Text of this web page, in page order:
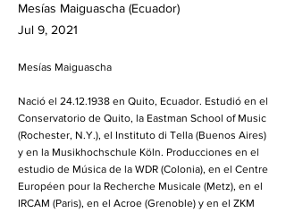
Mesías Maiguascha (Ecuador)
Jul 9, 2021
Mesías Maiguascha
Nació el 24.12.1938 en Quito, Ecuador. Estudió en el
Conservatorio de Quito, la Eastman School of Music
(Rochester, N.Y.), el Instituto di Tella (Buenos Aires)
y en la Musikhochschule Köln. Producciones en el
estudio de Música de la WDR (Colonia), en el Centre
Européen pour la Recherche Musicale (Metz), en el
IRCAM (Paris), en el Acroe (Grenoble) y en el ZKM